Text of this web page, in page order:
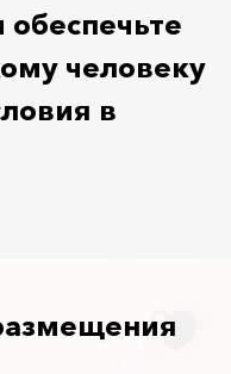
человеку
в